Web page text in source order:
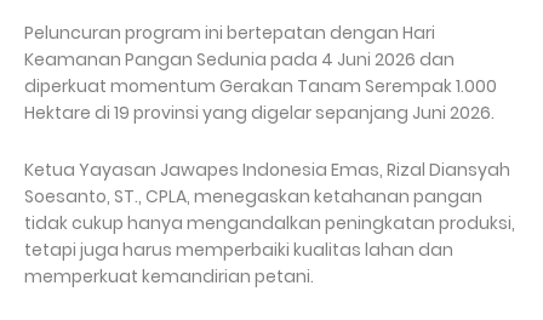
Peluncuran program ini bertepatan dengan Hari
Keamanan Pangan Sedunia pada 4 Juni 2026 dan
diperkuat momentum Gerakan Tanam Serempak 1.000
Hektare di 19 provinsi yang digelar sepanjang Juni 2026.
Ketua Yayasan Jawapes Indonesia Emas, Rizal Diansyah
Soesanto, ST., CPLA, menegaskan ketahanan pangan
tidak cukup hanya mengandalkan peningkatan produksi,
tetapi juga harus memperbaiki kualitas lahan dan
memperkuat kemandirian petani.